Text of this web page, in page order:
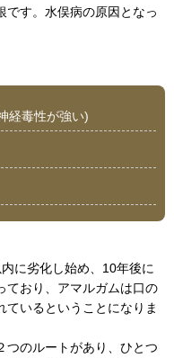
です。水俣病の原因となっ
経毒性が強い)
に劣化し始め、10年後に
ており、アマルガムは口の
いるということになりま
つのルートがあり、ひとつ